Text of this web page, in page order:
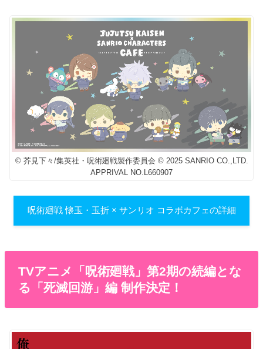
© 芥見下々/集英社・呪術廻戦製作委員会 © 2025 SANRIO CO.,LTD.
APPRIVAL NO.L660907
呪術廻戦 懐玉・玉折 × サンリオ コラボカフェの詳細
TVアニメ「呪術廻戦」第2期の続編とな
る「死滅回游」編 制作決定！